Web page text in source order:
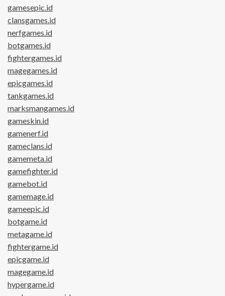
gamesepic.id
clansgames.id
nerfgames.id
botgames.id
fightergames.id
magegames.id
epicgames.id
tankgames.id
marksmangames.id
gameskin.id
gamenerf.id
gameclans.id
gamemeta.id
gamefighter.id
gamebot.id
gamemage.id
gameepic.id
botgame.id
metagame.id
fightergame.id
epicgame.id
magegame.id
hypergame.id